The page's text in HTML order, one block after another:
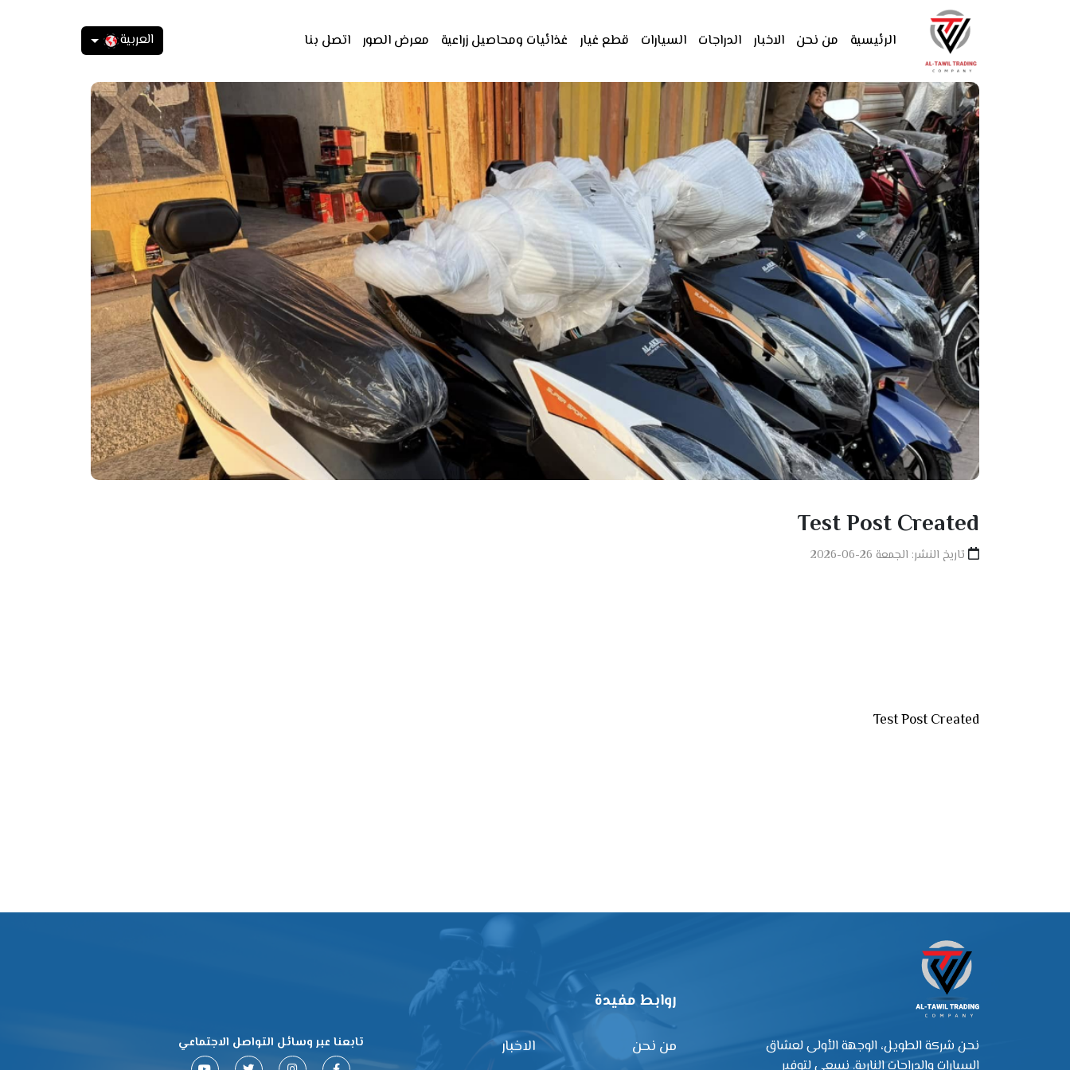
الرئيسية من نحن الاخبار الدراجات السيارات قطع غيار غذائيات ومحاصيل زراعية معرض الصور اتصل بنا العربية
Test Post Created
تاريخ النشر: الجمعة 26-06-2026
Test Post Created
نحن شركة الطويل، الوجهة الأولى لعشاق
روابط مفيدة
من نحن الاخبار تابعنا عبر وسائل التواصل الاجتماعي